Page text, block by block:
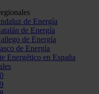
de Energía
de Energía
de Energía
de Energía
Energético en España